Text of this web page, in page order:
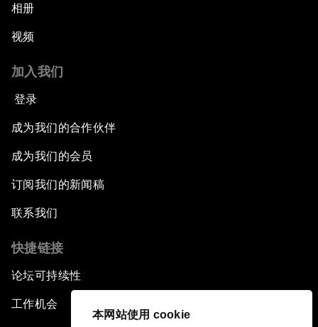
本网站使用 cookie
相册
视频
加入我们
登录
成为我们的合作伙伴
成为我们的会员
订阅我们的新闻稿
联系我们
快捷链接
论坛可持续性
工作机会